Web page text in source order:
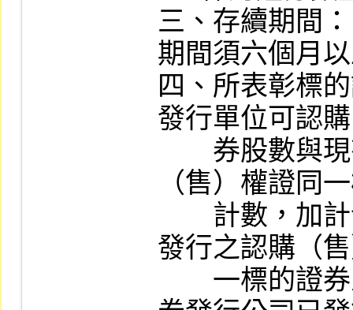
三、存續期間
期間須六個月
四、所表彰標
發行單位可認
券股數與現
（售）權證同
計數，加計
發行之認購（
一標的證券